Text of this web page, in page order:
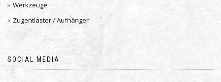
Werkzeuge
Zugentlaster / Aufhänger
SOCIAL MEDIA